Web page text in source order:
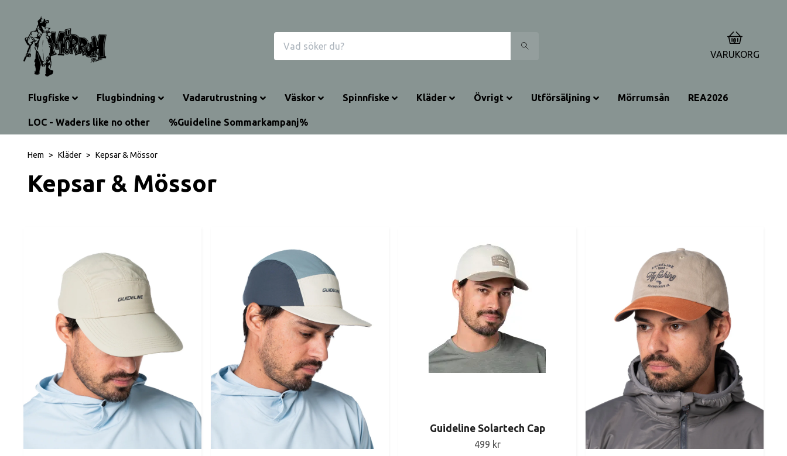
0
VARUKORG
Flugfiske Flugbindning Vadarutrustning Väskor Spinnfiske Kläder Övrigt Utförsäljning Mörrumsån REA2026
LOC - Waders like no other %Guideline Sommarkampanj%
Hem Kläder Kepsar & Mössor
Kepsar & Mössor
Guideline Solartech Cap
499 kr